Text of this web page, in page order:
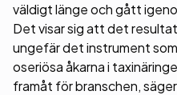
väldigt länge och gått
Det visar sig att det
ungefär det instrument
oseriösa åkarna i
framåt för branschen,